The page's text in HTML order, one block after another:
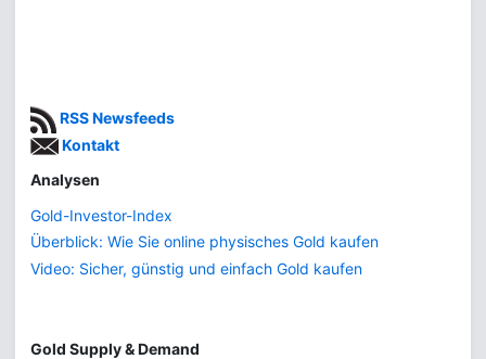
RSS Newsfeeds
Kontakt
Analysen
Gold-Investor-Index
Überblick: Wie Sie online physisches Gold kaufen
Video: Sicher, günstig und einfach Gold kaufen
Gold Supply & Demand